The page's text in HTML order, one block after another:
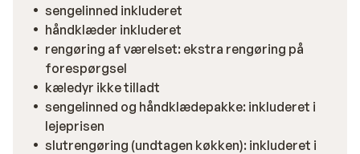
sengelinned inkluderet
håndklæder inkluderet
rengøring af værelset: ekstra rengøring på
forespørgsel
kæledyr ikke tilladt
sengelinned og håndklædepakke: inkluderet i
lejeprisen
slutrengøring (undtagen køkken): inkluderet i